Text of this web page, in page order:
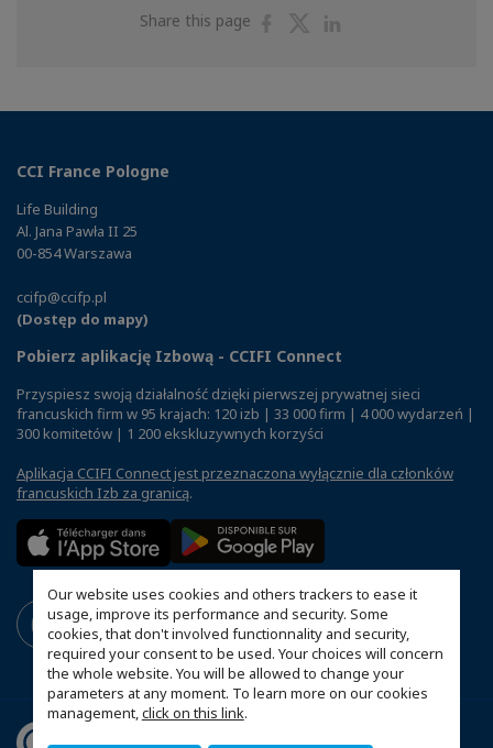
Our website uses cookies and others trackers to ease it
usage, improve its performance and security. Some
cookies, that don't involved functionnality and security,
required your consent to be used. Your choices will concern
the whole website. You will be allowed to change your
parameters at any moment. To learn more on our cookies
management,click on this link.
Share this page
ShareShare
CCI France Pologne
Life Building
Al. Jana Pawła II 25
00-854 Warszawa
ccifp@ccifp.pl
(Dostęp do mapy)
Pobierz aplikację Izbową - CCIFI Connect
Przyspiesz swoją działalność dzięki pierwszej prywatnej sieci
francuskich firm w 95 krajach: 120 izb | 33 000 firm | 4 000 wydarzeń |
300 komitetów | 1 200 ekskluzywnych korzyści
Aplikacja CCIFI Connect jest przeznaczona wyłącznie dla członków
francuskich Izb za granicą.